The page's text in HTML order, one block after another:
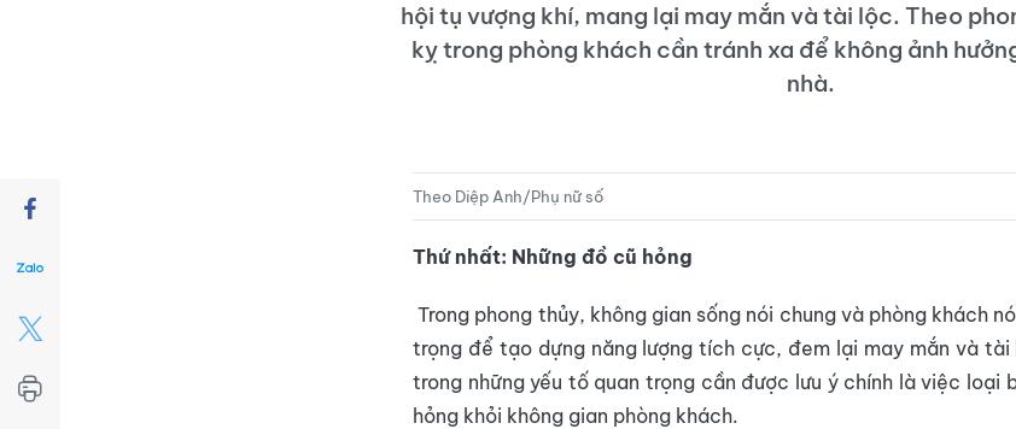
hội tụ vượng khí, mang lại may mắn và tài lộc. Theo
kỵ trong phòng khách cần tránh xa để không ảnh
nhà.
Theo Diệp Anh/Phụ nữ số
Thứ nhất: Những đồ cũ hỏng
Trong phong thủy, không gian sống nói chung và phòng khách
trọng để tạo dựng năng lượng tích cực, đem lại may mắn và
trong những yếu tố quan trọng cần được lưu ý chính là việc loại
hỏng khỏi không gian phòng khách.